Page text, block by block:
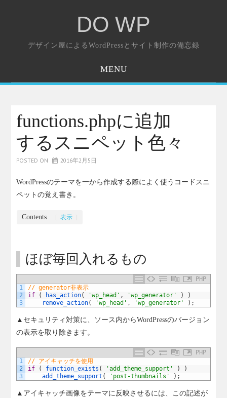
DO WP
デザイン屋によるWordPressとサイト制作の備忘録
MENU
functions.phpに追加
するスニペット色々
POSTED ON 2016年2月5日
WordPressのテーマを一から作成する際によく使うコードスニ
ペットの覚え書き。
Contents 表示
ほぼ毎回入れるもの
PHP
1
2
3
// generator非表示
if
( has_action( 'wp_head' , 'wp_generator' )
)
remove_action( 'wp_head' , 'wp_generator' ) ;
▲セキュリティ対策に、ソース内からWordPressのバージョン
の表示を取り除きます。
PHP
1
2
3
// アイキャッチを使用
if
( function_exists ( 'add_theme_support' )
)
add_theme_support ( 'post-thumbnails' ) ;
▲アイキャッチ画像をテーマに反映させるには、この記述が